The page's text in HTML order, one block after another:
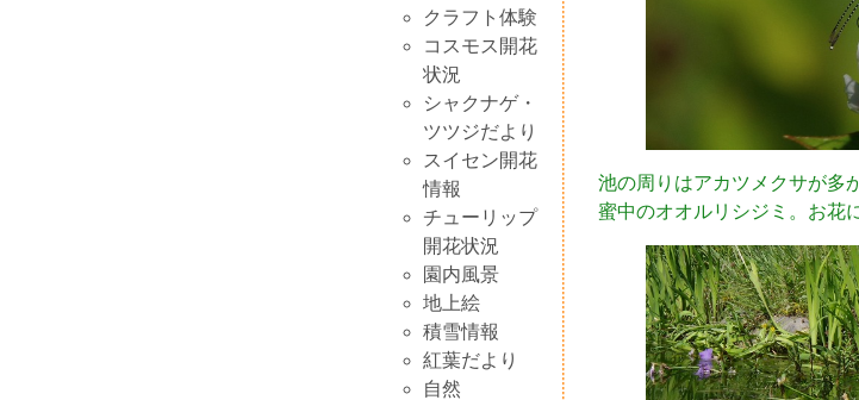
クラフト体験
コスモス開花
状況
シャクナゲ・
ツツジだより
スイセン開花
情報
チューリップ
開花状況
園内風景
地上絵
積雪情報
紅葉だより
自然
池の周りはアカツメクサが多
蜜中のオオルリシジミ。お花